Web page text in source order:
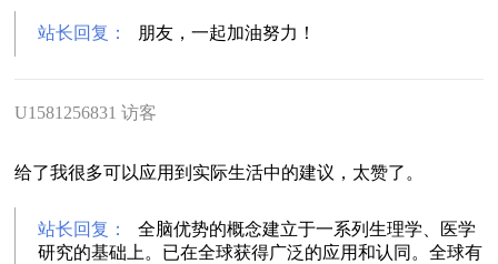
站长回复： 朋友，一起加油努力！
U1581256831 访客
给了我很多可以应用到实际生活中的建议，太赞了。
站长回复：
全脑优势的概念建立于一系列生理学、医学
研究的基础上。已在全球获得广泛的应用和认同。全球有